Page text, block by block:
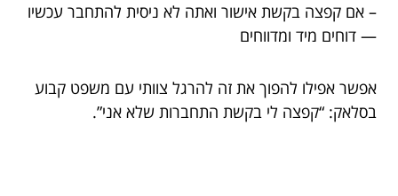
– אם קפצה בקשת אישור ואתה לא ניסית להתחבר עכשיו
— דוחים מיד ומדווחים
אפשר אפילו להפוך את זה להרגל צוותי עם משפט קבוע
בסלאק: “קפצה לי בקשת התחברות שלא אני”.